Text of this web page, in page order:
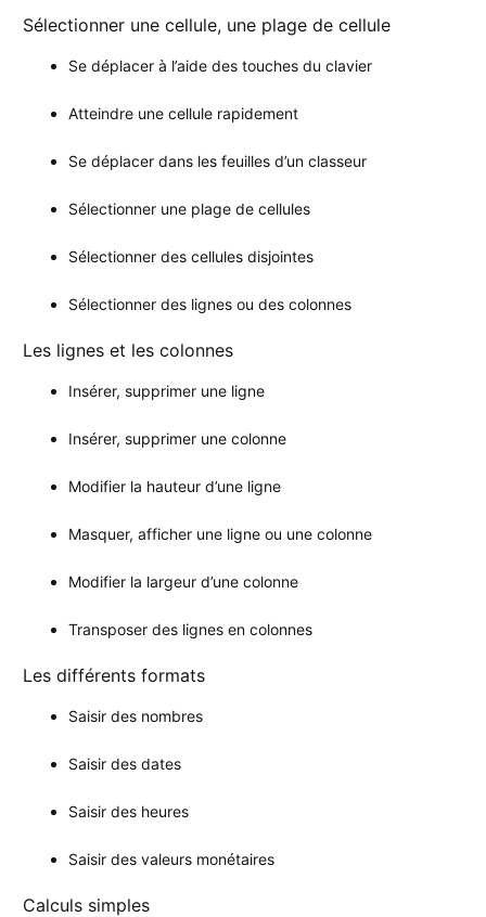
Sélectionner une cellule, une plage de cellule
Se déplacer à l’aide des touches du clavier
Atteindre une cellule rapidement
Se déplacer dans les feuilles d’un classeur
Sélectionner une plage de cellules
Sélectionner des cellules disjointes
Sélectionner des lignes ou des colonnes
Les lignes et les colonnes
Insérer, supprimer une ligne
Insérer, supprimer une colonne
Modifier la hauteur d’une ligne
Masquer, afficher une ligne ou une colonne
Modifier la largeur d’une colonne
Transposer des lignes en colonnes
Les différents formats
Saisir des nombres
Saisir des dates
Saisir des heures
Saisir des valeurs monétaires
Calculs simples